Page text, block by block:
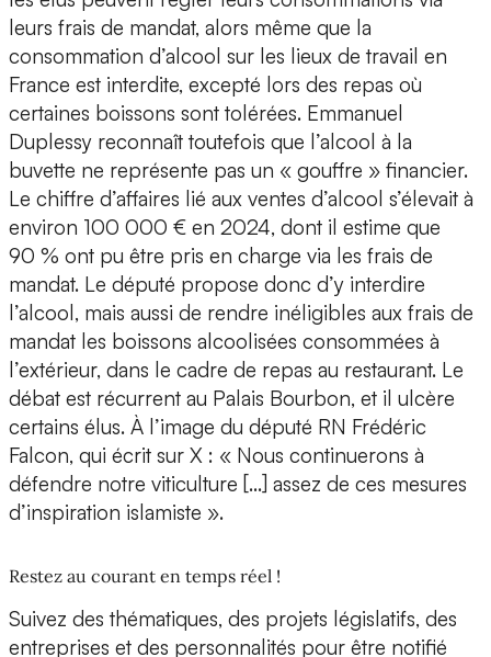
leurs frais de mandat, alors même que la
consommation d’alcool sur les lieux de travail en
France est interdite, excepté lors des repas où
certaines boissons sont tolérées. Emmanuel
Duplessy reconnaît toutefois que l’alcool à la
buvette ne représente pas un « gouffre » financier.
Le chiffre d’affaires lié aux ventes d’alcool s’élevait à
environ 100 000 € en 2024, dont il estime que
90 % ont pu être pris en charge via les frais de
mandat. Le député propose donc d’y interdire
l’alcool, mais aussi de rendre inéligibles aux frais de
mandat les boissons alcoolisées consommées à
l’extérieur, dans le cadre de repas au restaurant. Le
débat est récurrent au Palais Bourbon, et il ulcère
certains élus. À l’image du député RN Frédéric
Falcon, qui écrit sur X : « Nous continuerons à
défendre notre viticulture […] assez de ces mesures
d’inspiration islamiste ».
Restez au courant en temps réel !
Suivez des thématiques, des projets législatifs, des
entreprises et des personnalités pour être notifié